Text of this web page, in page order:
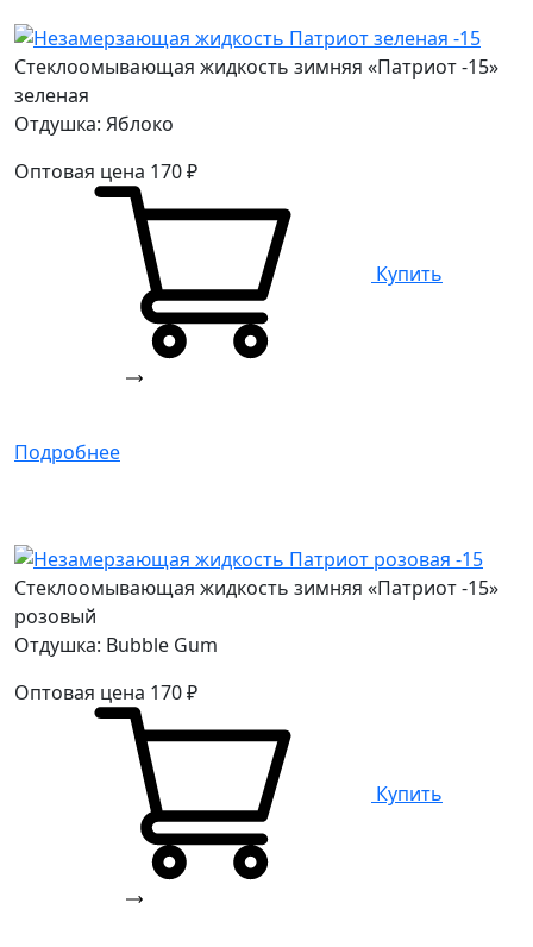
Стеклоомывающая жидкость зимняя «Патриот -15»
зеленая
Отдушка: Яблоко
Оптовая цена 170₽
Купить
Подробнее
Стеклоомывающая жидкость зимняя «Патриот -15»
розовый
Отдушка: Bubble Gum
Оптовая цена 170₽
Купить